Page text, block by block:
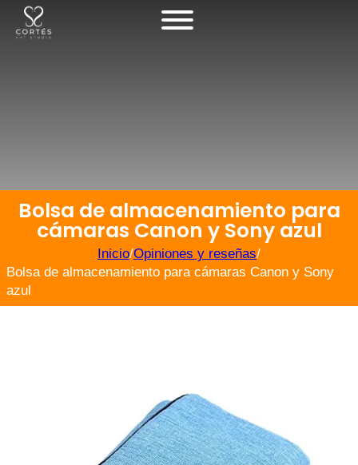
Bolsa de almacenamiento para
cámaras Canon y Sony azul
Inicio/Opiniones y reseñas/
Bolsa de almacenamiento para cámaras Canon y Sony
azul